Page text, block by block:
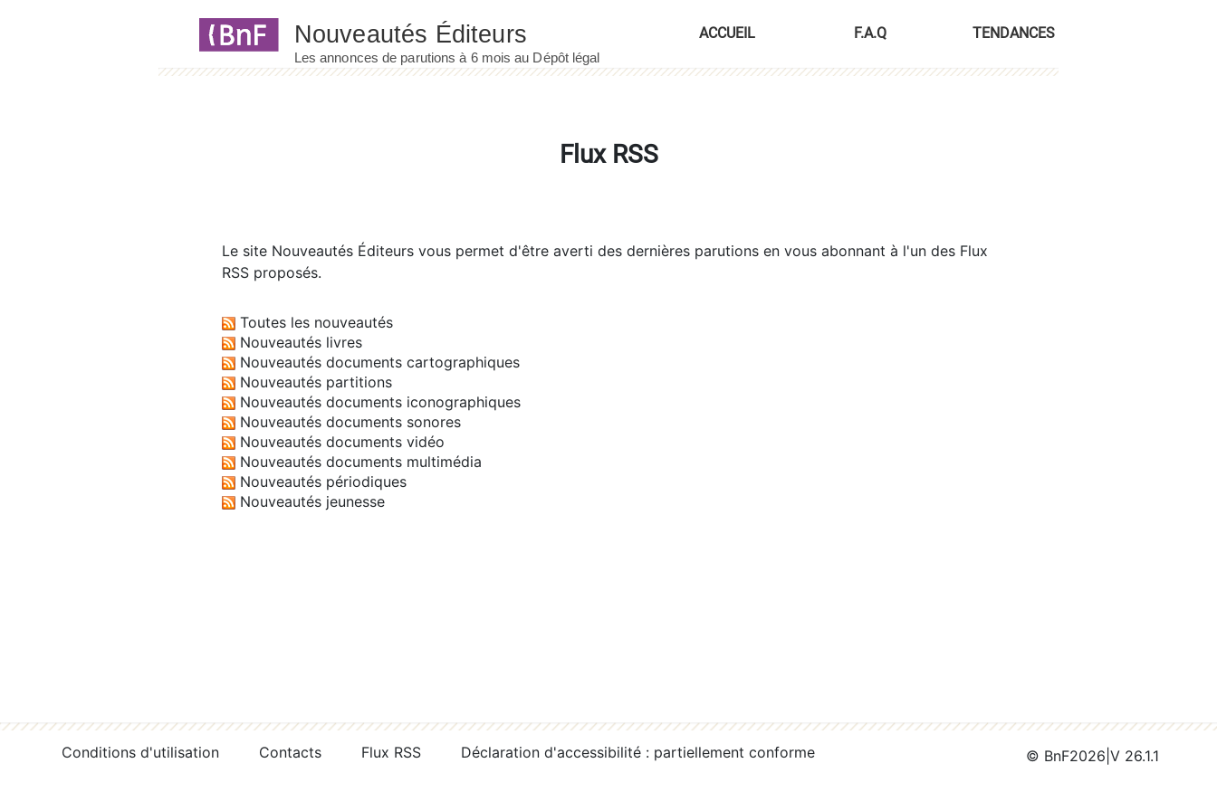
ACCUEIL F.A.Q TENDANCES
Flux RSS
Le site Nouveautés Éditeurs vous permet d'être averti des dernières parutions en vous abonnant à l'un des Flux
RSS proposés.
Toutes les nouveautés
Nouveautés livres
Nouveautés documents cartographiques
Nouveautés partitions
Nouveautés documents iconographiques
Nouveautés documents sonores
Nouveautés documents vidéo
Nouveautés documents multimédia
Nouveautés périodiques
Nouveautés jeunesse
Conditions d'utilisation Contacts Flux RSS Déclaration d'accessibilité : partiellement conforme © BnF2026 V 26.1.1